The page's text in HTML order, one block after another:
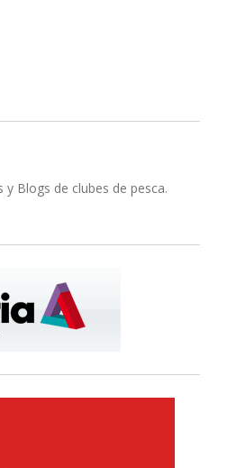
y Blogs de clubes de pesca.